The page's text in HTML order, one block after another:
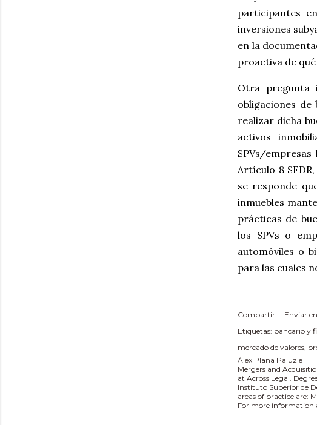
participantes
inversiones
en la
proactiva de
Otra pregunta
obligaciones
realizar dicha
activos
SPVs/
Artículo 8
se responde
inmuebles
prácticas de
los SPVs o
automóviles o
para las cuales
Compartir
Enviar
Etiquetas: bancario y
mercado de valores
Àlex Plana Paluzie
Mergers and
at Across Legal.
Instituto Superior de
areas of practice are:
For more information